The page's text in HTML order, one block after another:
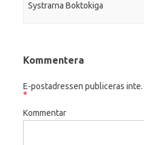
Systrarna Boktokiga
Kommentera
E-postadressen publiceras inte.
*
Kommentar